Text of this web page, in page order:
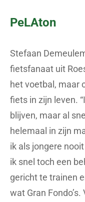
PeLAton
Stefaan
fietsfanaat uit
het voetbal, maar
fiets in zijn leven.
blijven, maar al
helemaal in zijn
ik als jongere
ik snel toch een
gericht te trainen
wat Gran